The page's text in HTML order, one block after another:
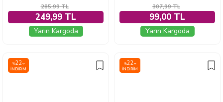
285,99TL
249,99 TL
Yarın Kargoda
307,99TL
99,00 TL
Yarın Kargoda
%22
İNDIRIM
%22
İNDIRIM